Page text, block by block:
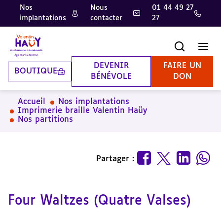
Aller
contenu
principal
Aller
pied
de
page
Aller
la
recherche
Nos
implantations
Nous
contacter
01 44 49 27
27
BOUTIQUE
DEVENIR
BÉNÉVOLE
FAIRE UN
DON
Accueil
Nos implantations
Imprimerie braille Valentin Haüy
Nos partitions
Partager :
Four Waltzes (Quatre Valses)